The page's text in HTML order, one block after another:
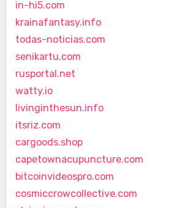
in-hi5.com
krainafantasy.info
todas-noticias.com
senikartu.com
rusportal.net
watty.io
livinginthesun.info
itsriz.com
cargoods.shop
capetownacupuncture.com
bitcoinvideospro.com
cosmiccrowcollective.com